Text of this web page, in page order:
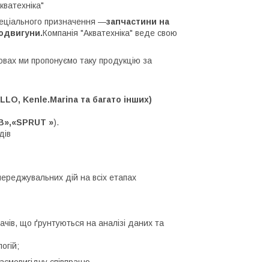
призначення —запчастини на
Компанія "Акватехніка" веде свою
ми пропонуємо таку продукцію за
Kenle.Marina та багато інших)
»).
дій на всіх етапах
що ґрунтуються на аналізі даних та